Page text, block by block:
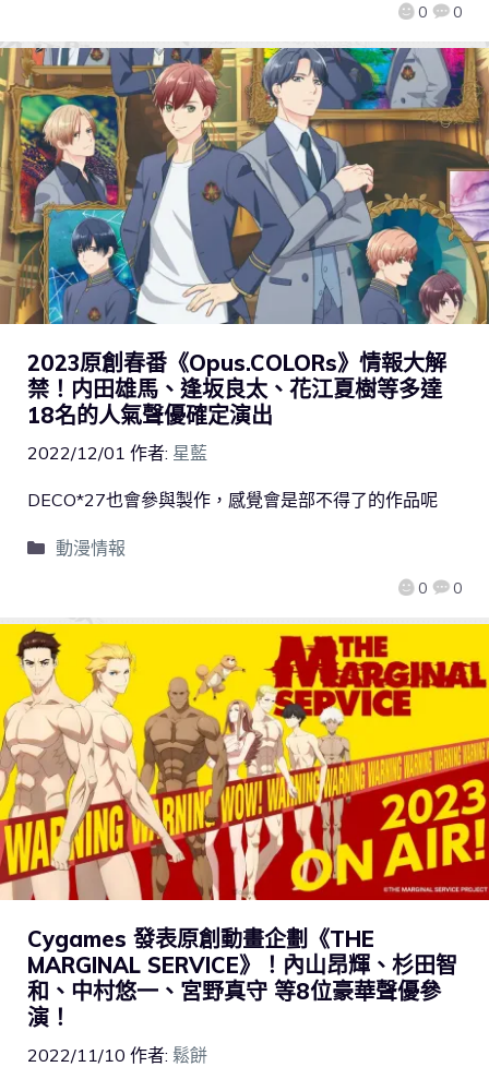
0 0
2023原創春番《Opus.COLORs》情報大解
禁！内田雄馬、逢坂良太、花江夏樹等多達
18名的人氣聲優確定演出
2022/12/01 作者: 星藍
0 0
DECO*27也會參與製作，感覺會是部不得了的作品呢
動漫情報
Cygames 發表原創動畫企劃《THE
MARGINAL SERVICE》！內山昂輝、杉田智
和、中村悠一、宮野真守 等8位豪華聲優參
演！
2022/11/10 作者: 鬆餅